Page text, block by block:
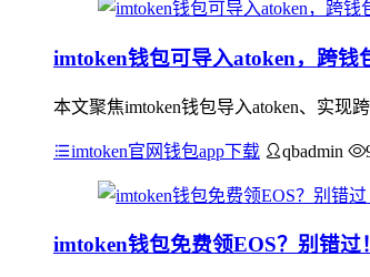
imtoken钱包可导入atoken，跨钱
本文聚焦imtoken钱包导入atoken、实
imtoken官网钱包app下载 qbadmin
imtoken钱包免费领EOS？别错